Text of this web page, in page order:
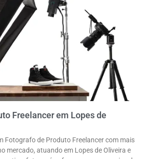
Freelancer em Lopes de
Fotografo de Produto Freelancer com mais
mercado, atuando em Lopes de Oliveira e